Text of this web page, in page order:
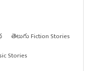
తెలుగు Fiction Stories
Stories